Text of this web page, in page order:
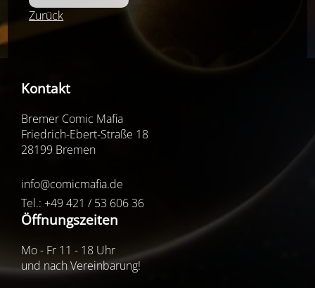
Zurück
Kontakt
Bremer Comic Mafia
Friedrich-Ebert-Straße 18
28199 Bremen
info@comicmafia.de
Tel.: +49 421 / 53 606 36
Öffnungszeiten
Mo - Fr 11 - 18 Uhr
und nach Vereinbarung!